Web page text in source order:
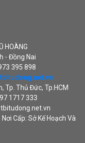
HOÀNG
- Đồng Nai
395 898
Tp. Thủ Đức, Tp.HCM
1717 333
Cấp: Sở Kế Hoạch Và